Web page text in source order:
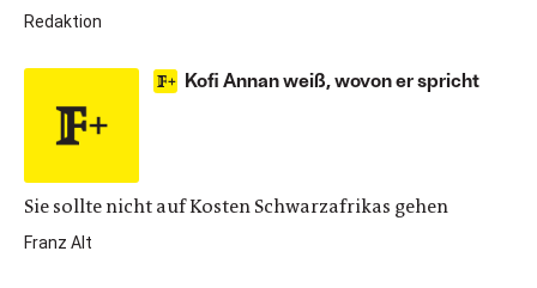
Redaktion
Kofi Annan weiß, wovon er spricht
Sie sollte nicht auf Kosten Schwarzafrikas gehen
Franz Alt